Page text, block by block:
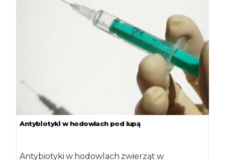
Antybiotyki w hodowlach pod lupą
Antybiotyki w hodowlach zwierząt w